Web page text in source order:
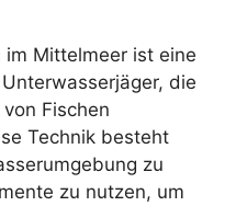
im Mittelmeer ist eine
die
Fischen
Technik besteht
zu
zu nutzen, um